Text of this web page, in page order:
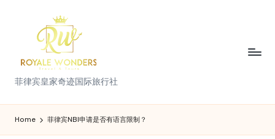
菲
律
宾
菲律宾皇家奇迹国际旅行社
Home 菲律宾NBI申请是否有语言限制？